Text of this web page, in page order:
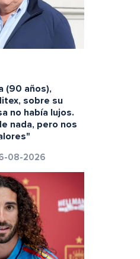
(90 años),
sobre su
no había lujos.
nada, pero nos
08-2026